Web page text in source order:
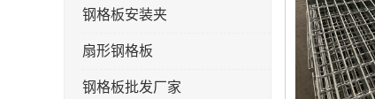
钢格板安装夹
扇形钢格板
钢格板批发厂家